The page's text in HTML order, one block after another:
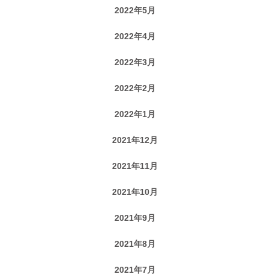
2022年5月
2022年4月
2022年3月
2022年2月
2022年1月
2021年12月
2021年11月
2021年10月
2021年9月
2021年8月
2021年7月